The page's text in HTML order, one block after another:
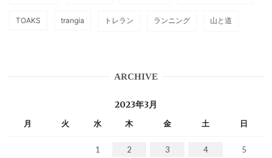
TOAKS trangia トレラン ランニング 山と道
ARCHIVE
2023年3月
月 火 水 木 金 土 日
1 2 3 4
5